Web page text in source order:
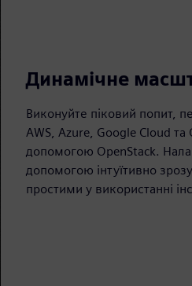
Динамічне
Виконуйте піковий попит,
AWS, Azure, Google Cloud
допомогою OpenStack.
допомогою інтуїтивно
простими у використанні